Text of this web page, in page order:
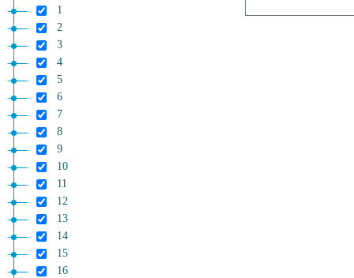
1
2
3
4
5
6
7
8
9
10
11
12
13
14
15
16